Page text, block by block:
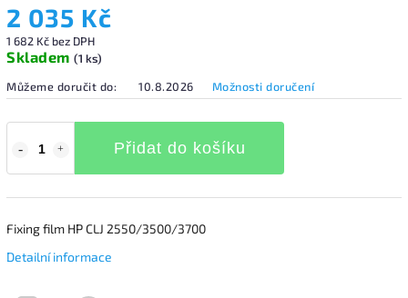
2 035 Kč
1 682 Kč bez DPH
Skladem (1 ks)
Můžeme doručit do:
10.8.2026 Možnosti doručení
Přidat do košíku
Fixing film HP CLJ 2550/3500/3700
Detailní informace